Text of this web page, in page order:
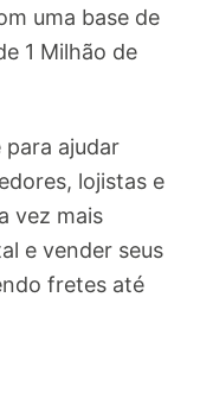
uma base de
1 Milhão de
ajudar
lojistas e
vez mais
e vender seus
fretes até